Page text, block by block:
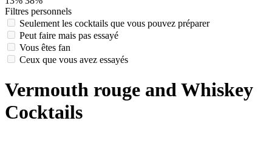
Filtres personnels
Seulement les cocktails que vous pouvez préparer
Peut faire mais pas essayé
Vous êtes fan
Ceux que vous avez essayés
Vermouth rouge and Whiskey
Cocktails